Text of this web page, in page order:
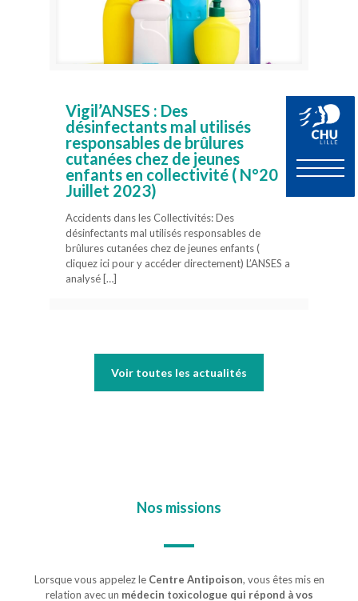
Vigil’ANSES : Des
désinfectants mal utilisés
responsables de brûlures
cutanées chez de jeunes
enfants en collectivité ( N°20
Juillet 2023)
Accidents dans les Collectivités: Des
désinfectants mal utilisés responsables de
brûlures cutanées chez de jeunes enfants (
cliquez ici pour y accéder directement) L’ANSES a
analysé[…]
Voir toutes les actualités
Nos missions
Lorsque vous appelez le Centre Antipoison, vous êtes mis en
relation avec un médecin toxicologue qui répond à vos